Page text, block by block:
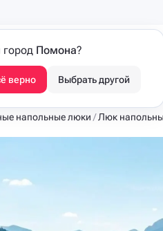
года
монтаж
напольные люки Люк
Помона?
верно Выбрать другой